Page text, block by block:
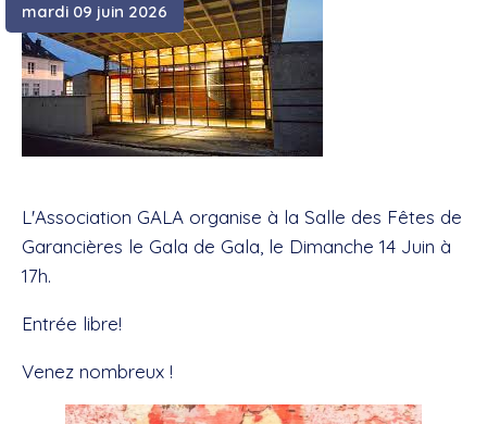
mardi 09 juin 2026
L'Association GALA organise à la Salle des Fêtes de
Garancières le Gala de Gala, le Dimanche 14 Juin à
17h.
Entrée libre!
Venez nombreux !